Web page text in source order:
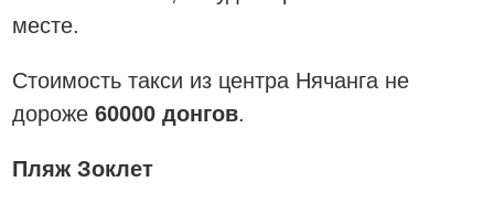
месте.
Стоимость такси из центра Нячанга не
дороже60000 донгов.
Пляж Зоклет